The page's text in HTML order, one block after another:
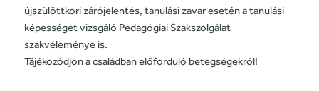
újszülöttkori zárójelentés, tanulási zavar esetén a tanulási
képességet vizsgáló Pedagógiai Szakszolgálat
szakvéleménye is.
Tájékozódjon a családban előforduló betegségekről!